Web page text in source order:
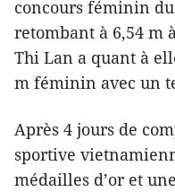
concours féminin
retombant à 6,54 m
Thi Lan a quant à
m ​féminin avec un
Après 4 jours de
sportive
médailles d’or et